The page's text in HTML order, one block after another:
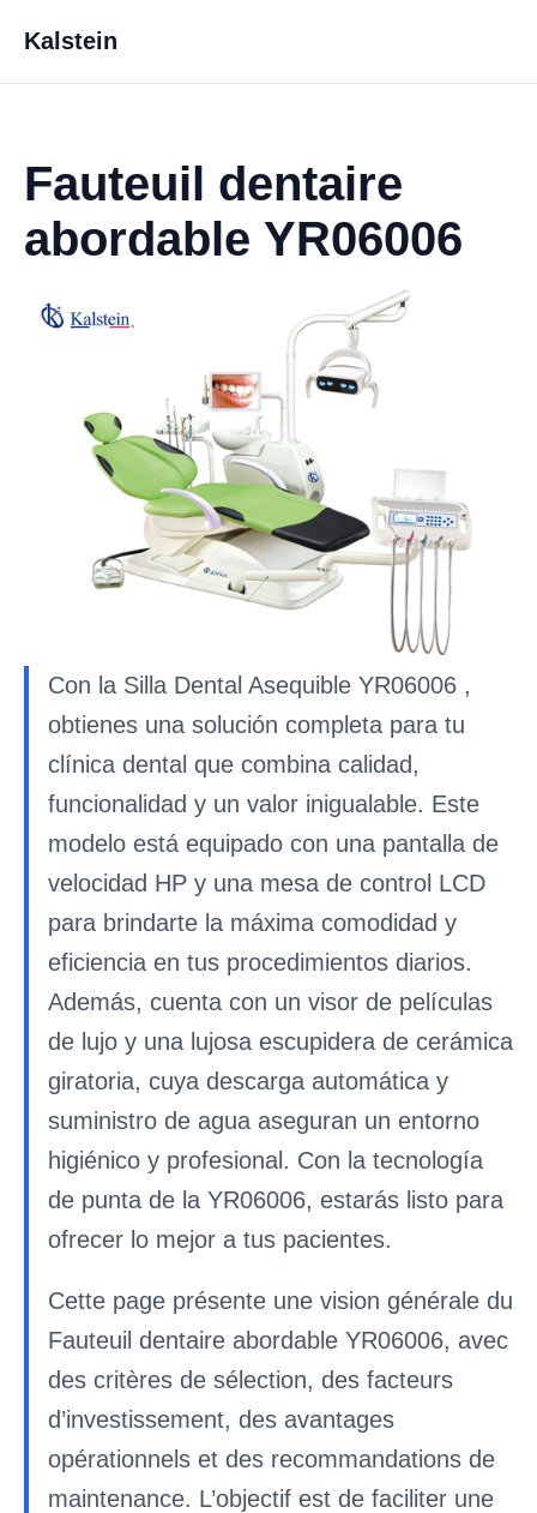
Kalstein
Fauteuil dentaire
abordable YR06006
Con la Silla Dental Asequible YR06006 ,
obtienes una solución completa para tu
clínica dental que combina calidad,
funcionalidad y un valor inigualable. Este
modelo está equipado con una pantalla de
velocidad HP y una mesa de control LCD
para brindarte la máxima comodidad y
eficiencia en tus procedimientos diarios.
Además, cuenta con un visor de películas
de lujo y una lujosa escupidera de cerámica
giratoria, cuya descarga automática y
suministro de agua aseguran un entorno
higiénico y profesional. Con la tecnología
de punta de la YR06006, estarás listo para
ofrecer lo mejor a tus pacientes.
Cette page présente une vision générale du
Fauteuil dentaire abordable YR06006, avec
des critères de sélection, des facteurs
d’investissement, des avantages
opérationnels et des recommandations de
maintenance. L’objectif est de faciliter une